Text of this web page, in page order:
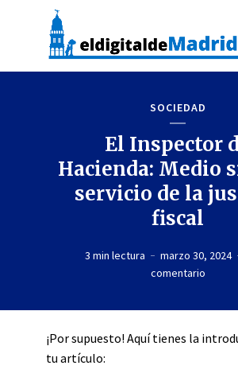
SOCIEDAD
El Inspector
Hacienda: Medio
servicio de la
fiscal
3 min lectura marzo 30, 2024
comentario
¡Por supuesto! Aquí tienes la
tu artículo: